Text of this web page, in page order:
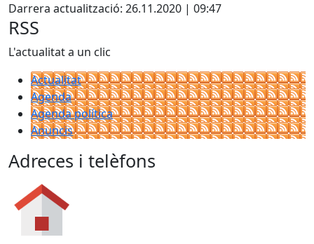
Darrera actualització: 26.11.2020 | 09:47
RSS
L'actualitat a un clic
Actualitat
Agenda
Agenda política
Anuncis
Adreces i telèfons